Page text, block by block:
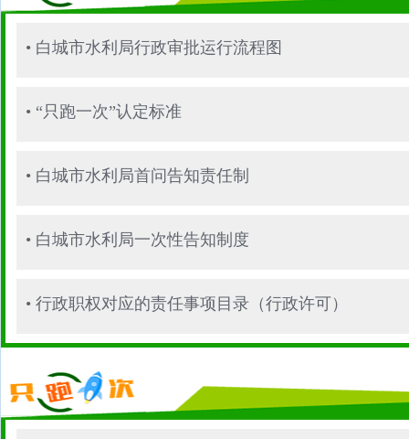
• 白城市水利局行政审批运行流程图
• “只跑一次”认定标准
• 白城市水利局首问告知责任制
• 白城市水利局一次性告知制度
• 行政职权对应的责任事项目录（行政许可）